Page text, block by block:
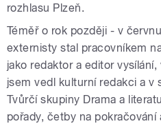
rozhlasu Plzeň.
Téměř o rok později - v
externisty stal pracovníkem
jako redaktor a editor
jsem vedl kulturní redakci a v
Tvůrčí skupiny Drama a
pořady, četby na